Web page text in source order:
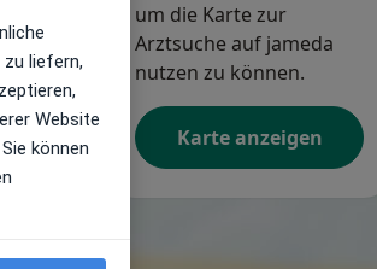
um die Karte zur
Arztsuche auf jameda
nutzen zu können.
Karte anzeigen
liefern,
Website
können